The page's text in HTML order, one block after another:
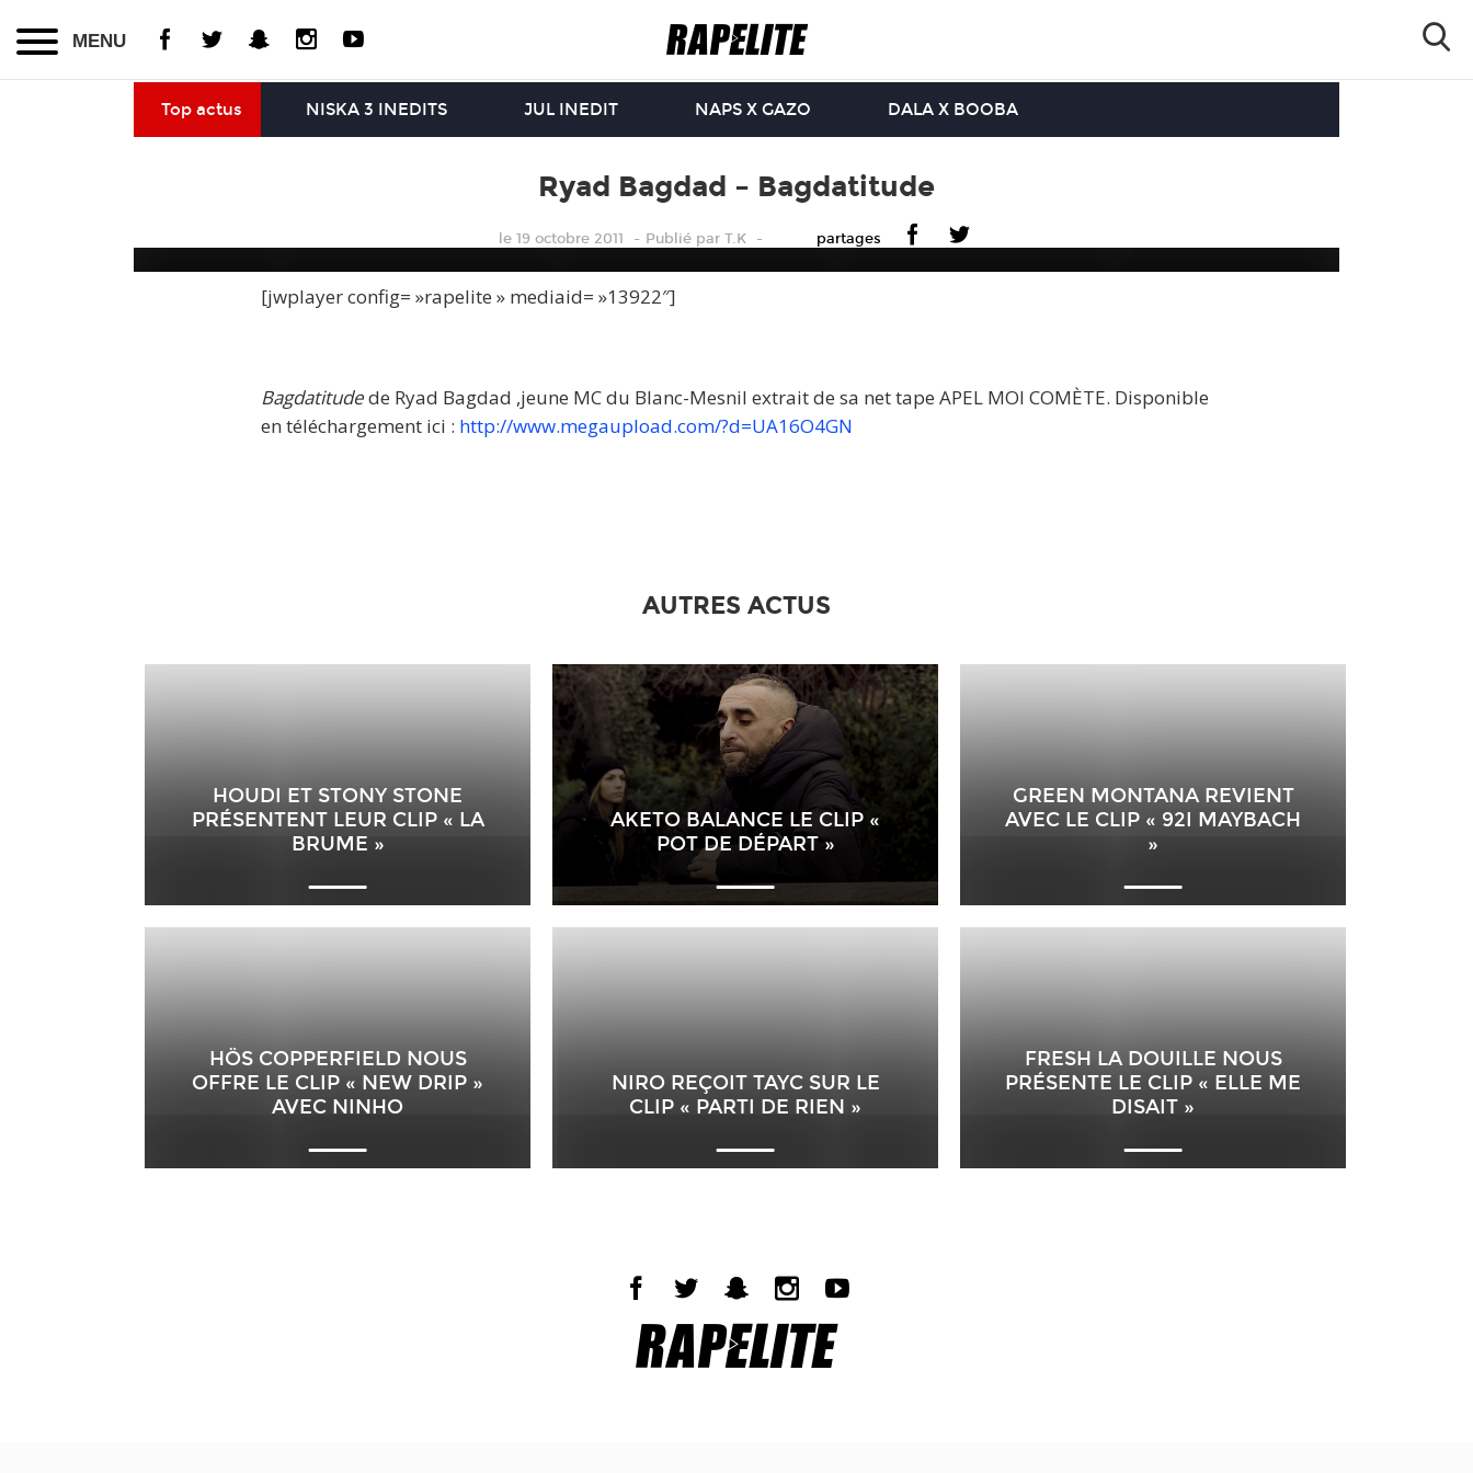
MENU
Top actus NISKA 3 INEDITS JUL INEDIT NAPS X GAZO DALA X BOOBA
Ryad Bagdad – Bagdatitude
le 19 octobre 2011 Publiépar T.K partages
[jwplayer config= »rapelite » mediaid= »13922″]
Bagdatitudede Ryad Bagdad ,jeune MC du Blanc-Mesnil extrait de sa net tape APEL MOI COMÈTE. Disponible
en téléchargement ici : http://www.megaupload.com/?d=UA16O4GN
AUTRES ACTUS
HOUDI ET STONY STONE
PRÉSENTENT LEUR CLIP « LA
BRUME »
AKETO BALANCE LE CLIP «
POT DE DÉPART »
GREEN MONTANA REVIENT
AVEC LE CLIP « 92I MAYBACH
»
HÖS COPPERFIELD NOUS
OFFRE LE CLIP « NEW DRIP »
AVEC NINHO
NIRO REÇOIT TAYC SUR LE
CLIP « PARTI DE RIEN »
FRESH LA DOUILLE NOUS
PRÉSENTE LE CLIP « ELLE ME
DISAIT »